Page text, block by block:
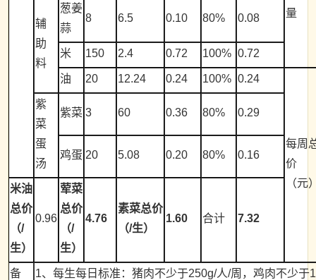
量
辅
助
料
葱姜
蒜
8 6.5 0.10 80% 0.08
米 150 2.4 0.72 100% 0.72
油 20 12.24 0.24 100% 0.24
每周
价
（元
紫
菜
蛋
汤
紫菜 3 60 0.36 80% 0.29
鸡蛋 20 5.08 0.20 80% 0.16
米油
总价
（/
生）
0.96
荤菜
总价
（/
生）
4.76
素菜总价
（/生）
1.60 合计 7.32
备
1、每生每日标准：猪肉不少于250g/人/周，鸡肉不少